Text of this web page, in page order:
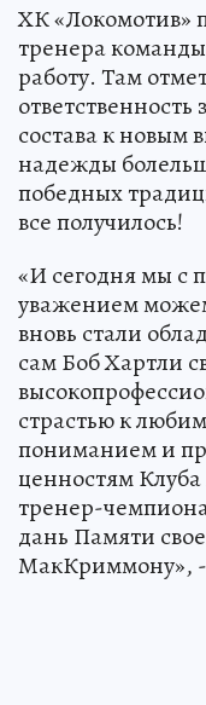
ХК «Локомотив»
тренера
работу. Там
ответственность
состава к новым
надежды
победных
все получилось!
«И сегодня мы с
уважением
вновь стали
сам Боб Хартли
страстью к
пониманием и
ценностям Клуба
тренер-
дань Памяти
МакКриммону», -